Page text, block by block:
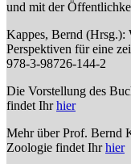
und mit der
Kappes, Bernd (Hrsg.):
Perspektiven für eine
978-3-98726-144-2
Die Vorstellung des
findet Ihrhier
Mehr über Prof. Bernd
Zoologie findet Ihrhier